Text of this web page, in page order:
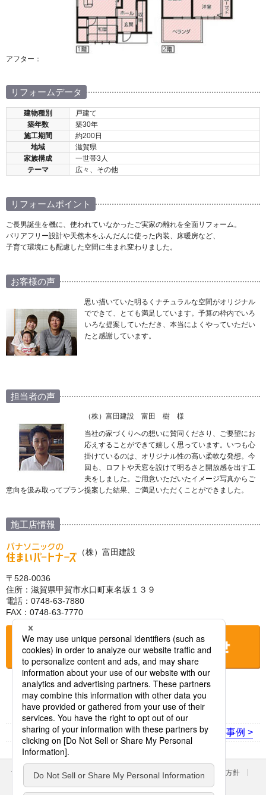
アフター：
リフォームデータ
建物種別
戸建て
築年数
築30年
施工期間
約200日
地域
滋賀県
家族構成
一世帯3人
テーマ
広々、その他
リフォームポイント
ご長男誕生を機に、使われていなかったご実家の離れを全面リフォーム。
バリアフリー設計や天然木をふんだんに使った内装、床暖房など、
子育て環境にも配慮した空間に生まれ変わりました。
お客様の声
思い描いていた明るくナチュラルな空間がオリジナル
でできて、とても満足しています。予算の枠内でいろ
いろな提案していただき、本当によくやっていただい
たと感謝しています。
担当者の声
（株）富田建設 富田 樹 様
当社の家づくりへの想いに賛同くださり、ご要望にお
応えすることができて嬉しく思っています。いつも心
掛けているのは、オリジナル性の高い柔軟な発想。今
回も、ロフトや天窓を設けて明るさと開放感を出す工
夫をしました。ご用意いただいたイメージ写真からご
意向を汲み取ってプラン提案した結果、ご満足いただくことができました。
施工店情報
（株）富田建設
〒528-0036
住所：滋賀県甲賀市水口町東名坂１３９
電話：0748-63-7880
FAX：0748-63-7770
お店に電話をする
< 前の事例 次の事例 >
サイトのご利用にあたって クッキーポリシー
個人情報保護方針
パナソニック ホールディングス